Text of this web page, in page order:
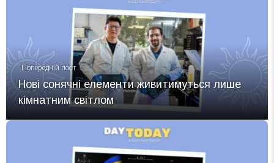
Попередній пост
Нові сонячні елементи живитимуться лише
кімнатним світлом